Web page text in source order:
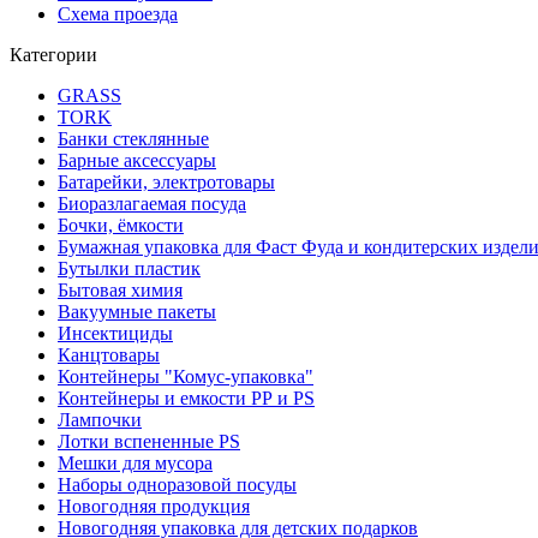
Схема проезда
Категории
GRASS
TORK
Банки стеклянные
Барные аксессуары
Батарейки, электротовары
Биоразлагаемая посуда
Бочки, ёмкости
Бумажная упаковка для Фаст Фуда и кондитерских
Бутылки пластик
Бытовая химия
Вакуумные пакеты
Инсектициды
Канцтовары
Контейнеры "Комус-упаковка"
Контейнеры и емкости РР и PS
Лампочки
Лотки вспененные PS
Мешки для мусора
Наборы одноразовой посуды
Новогодняя продукция
Новогодняя упаковка для детских подарков